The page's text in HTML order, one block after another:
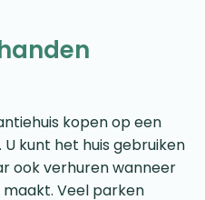
kopen op een
kunt het huis gebruiken
ook verhuren wanneer
Veel parken